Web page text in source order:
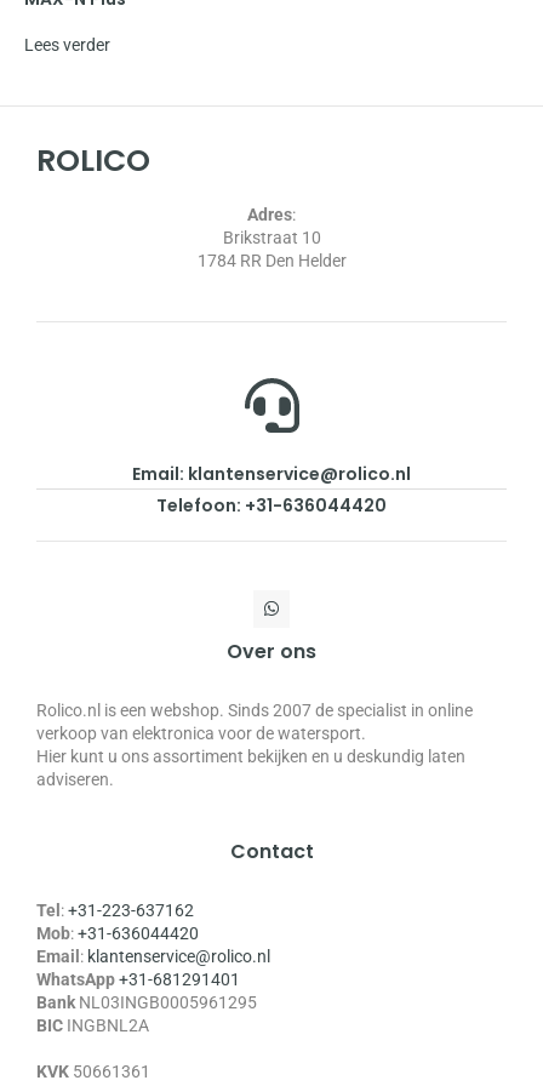
Lees verder
ROLICO
Adres:
Brikstraat 10
1784 RR Den Helder
Email: klantenservice@rolico.nl
Telefoon: +31-636044420
Over ons
Rolico.nl is een webshop. Sinds 2007 de specialist in online
verkoop van elektronica voor de watersport.
Hier kunt u ons assortiment bekijken en u deskundig laten
adviseren.
Contact
Tel :+31-223-637162
Mob:+31-636044420
Email : klantenservice@rolico.nl
WhatsApp+31-681291401
Bank NL03INGB0005961295
BIC INGBNL2A
KVK 50661361